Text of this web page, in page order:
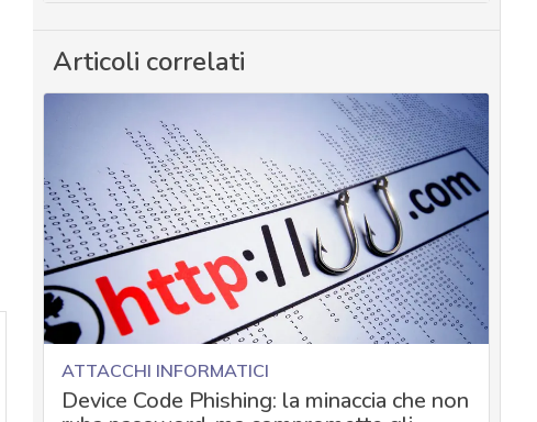
Articoli correlati
ATTACCHI INFORMATICI
Device Code Phishing: la minaccia che non